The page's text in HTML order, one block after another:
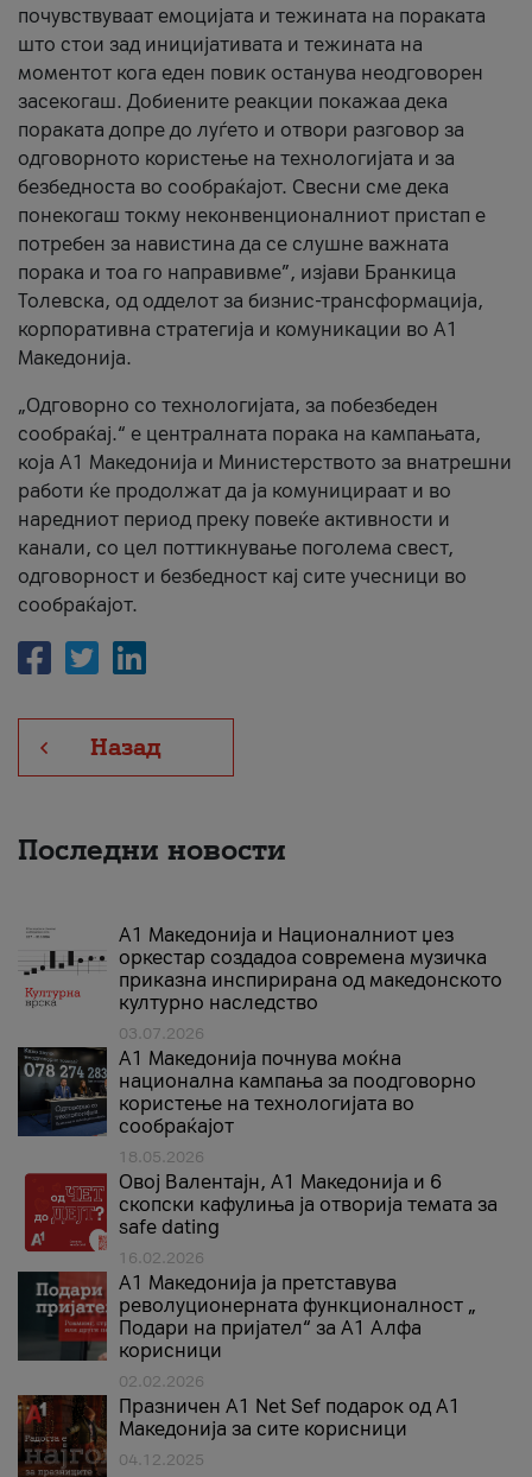
почувствуваат емоцијата и тежината на пораката
што стои зад иницијативата и тежината на
моментот кога еден повик останува неодговорен
засекогаш. Добиените реакции покажаа дека
пораката допре до луѓето и отвори разговор за
одговорното користење на технологијата и за
безбедноста во сообраќајот. Свесни сме дека
понекогаш токму неконвенционалниот пристап е
потребен за навистина да се слушне важната
порака и тоа го направивме”, изјави Бранкица
Толевска, од одделот за бизнис-трансформација,
корпоративна стратегија и комуникации во А1
Македонија.
„Одговорно со технологијата, за побезбеден
сообраќај.“ е централната порака на кампањата,
која A1 Македонија и Министерството за внатрешни
работи ќе продолжат да ја комуницираат и во
наредниот период преку повеќе активности и
канали, со цел поттикнување поголема свест,
одговорност и безбедност кај сите учесници во
сообраќајот.
Назад
Последни новости
А1 Македонија и Националниот џез
оркестар создадоа современа музичка
приказна инспирирана од македонското
културно наследство
03.07.2026
A1 Македонија почнува моќна
национална кампања за поодговорно
користење на технологијата во
сообраќајот
18.05.2026
Овој Валентајн, A1 Македонија и 6
скопски кафулиња ја отворија темата за
safe dating
16.02.2026
А1 Македонија ја претставува
револуционерната функционалност „
Подари на пријател“ за А1 Алфа
корисници
02.02.2026
Празничен A1 Net Sеf подарок од А1
Македонија за сите корисници
04.12.2025